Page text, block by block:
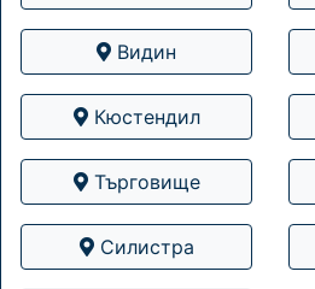
Видин
Кюстендил
Търговище
Силистра